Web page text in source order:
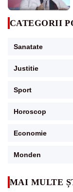
MAI MULTE
CATEGORII
Sanatate
Justitie
Sport
Horoscop
Economie
Monden